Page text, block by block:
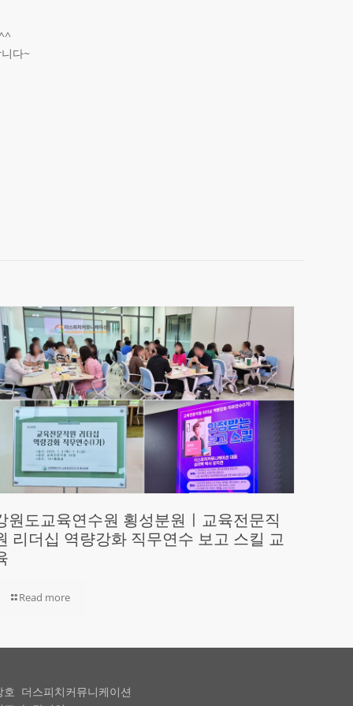
다~
원도교육연수원 횡성분원ㅣ교육전문직
리더십 역량강화 직무연수 보고 스킬 교
Read more
호 더스피치커뮤니케이션